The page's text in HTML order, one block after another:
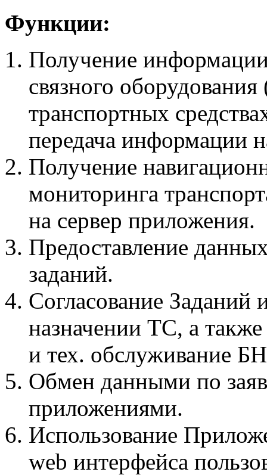
Функции:
Получение
связного
транспортных
передача информации
Получение
мониторинга
на сервер приложения.
Предоставление
заданий.
Согласование Заданий
назначении ТС, а
и тех. обслуживание
Обмен данными по
приложениями.
Использование
web интерфейса